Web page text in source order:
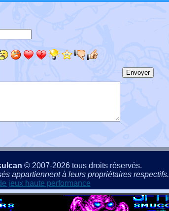
© 2007-2026 tous droits réservés.
appartiennent à leurs propriétaires respectifs.
jeux haute performance